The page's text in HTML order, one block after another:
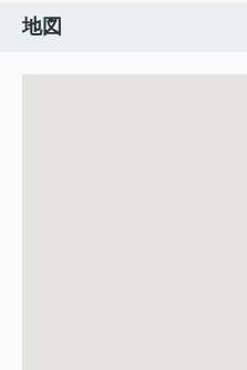
地図